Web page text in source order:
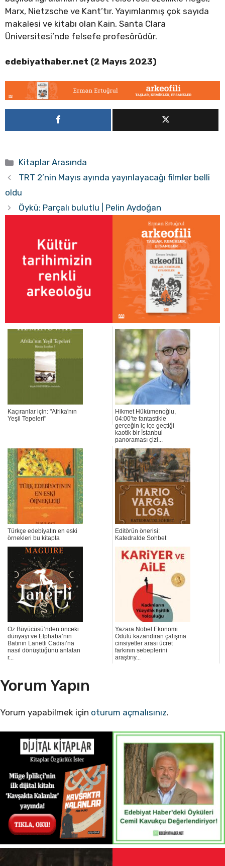
Marx, Nietzsche ve Kant’tır. Yayımlanmış çok sayıda
makalesi ve kitabı olan Kain, Santa Clara
Üniversitesi’nde felsefe profesörüdür.
edebiyathaber.net (2 Mayıs 2023)
Kategoriler
Kitaplar Arasında
TRT 2’nin Mayıs ayında yayınlayacağı filmler belli
oldu
Öykü: Parçalı bulutlu | Pelin Aydoğan
Kaçıranlar için: "Afrika'nın
Yeşil Tepeleri"
Hikmet Hükümenoğlu,
04:00’te fantastikle
gerçeğin iç içe geçtiği
kaotik bir İstanbul
panoraması çizi...
Türkçe edebiyatın en eski
örnekleri bu kitapta
Editörün önerisi:
Katedralde Sohbet
Oz Büyücüsü’nden önceki
dünyayı ve Elphaba’nın
Batının Lanetli Cadısı’na
nasıl dönüştüğünü anlatan
r...
Yazara Nobel Ekonomi
Ödülü kazandıran çalışma
cinsiyetler arası ücret
farkının sebeplerini
araştırıy...
Yorum Yapın
Yorum yapabilmek için oturum açmalısınız.